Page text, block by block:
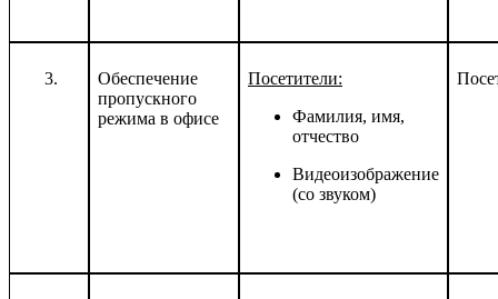
Обеспечение
пропускного
режима в офисе
Посетители:
Фамилия, имя,
отчество
Видеоизображение
(со звуком)